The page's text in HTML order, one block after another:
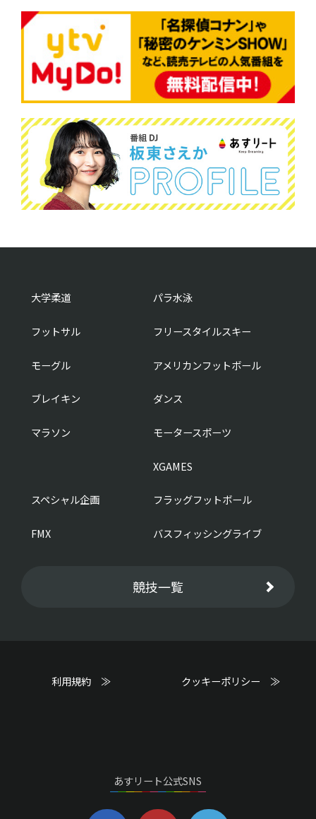
大学柔道 パラ水泳
フットサル フリースタイルスキー
モーグル アメリカンフットボール
ブレイキン ダンス
マラソン モータースポーツ
XGAMES
スペシャル企画 フラッグフットボール
FMX バスフィッシングライブ
競技一覧
利用規約 ≫ クッキーポリシー ≫
あすリート公式SNS